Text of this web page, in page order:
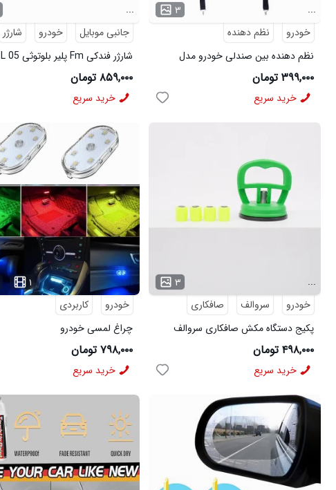
۳
...
خودرو
نظم دهنده
نظم دهنده بین صندلی خودرو مدل
50899
۳۹۹,۰۰۰ تومان
خرید سریع
...
جانبی موبایل
خودرو شارژر
50820
۸۵۹,۰۰۰ تومان
خرید سریع
۳
...
خودرو
سروالف
صافکاری
پکیج دستگاه مکش صافکاری سروالف
VIPشب نما
۴۹۸,۰۰۰ تومان
خرید سریع
۱
...
خودرو
کاربردی
چراغ لمسی خودرو
۷۹۸,۰۰۰ تومان
خرید سریع